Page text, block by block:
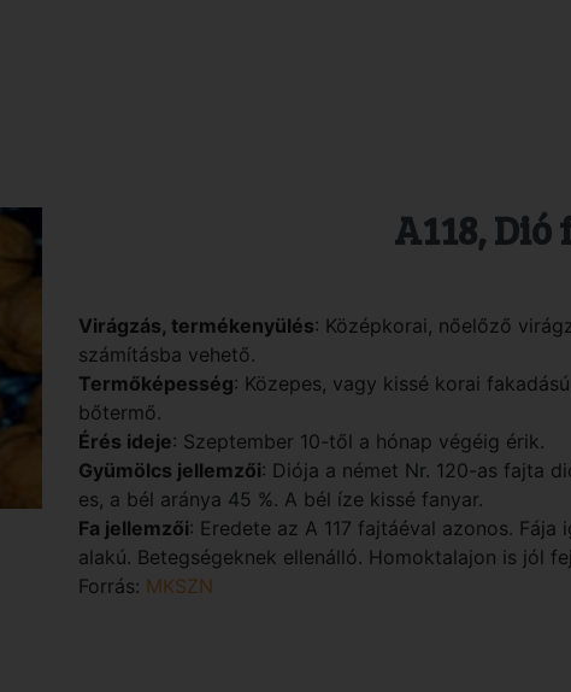
A118,
Virágzás, termékenyülés: Középkorai, nőelőző
számításba vehető.
Termőképesség: Közepes, vagy kissé korai
bőtermő.
Érés ideje: Szeptember 10-től a hónap végéig érik.
Gyümölcs jellemzői: Diója a német Nr. 120-as fajta
es, a bél aránya 45 %. A bél íze kissé fanyar.
Fa jellemzői: Eredete az A 117 fajtáéval azonos.
alakú. Betegségeknek ellenálló. Homoktalajon is jól
Forrás: MKSZN